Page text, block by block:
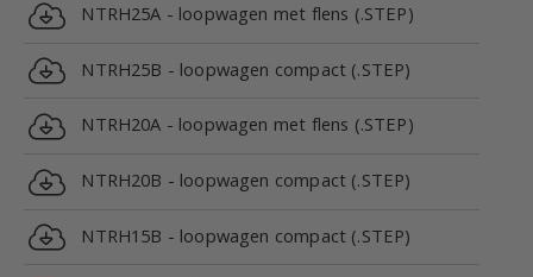
NTRH25A - loopwagen met flens (.STEP)
NTRH25B - loopwagen compact (.STEP)
NTRH20A - loopwagen met flens (.STEP)
NTRH20B - loopwagen compact (.STEP)
NTRH15B - loopwagen compact (.STEP)